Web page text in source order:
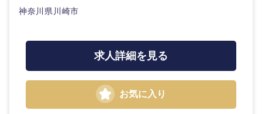
神奈川県川崎市
求人詳細を見る
お気に入り